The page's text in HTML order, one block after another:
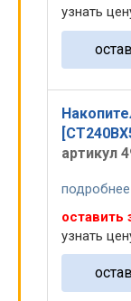
узнать
артикул
подробнее
оставить
узнать